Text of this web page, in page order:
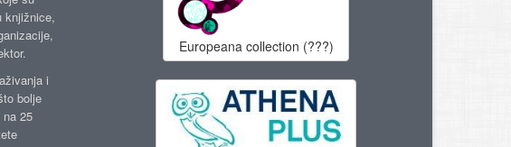
knjižnice,
i
bolje
25
Europeana collection (???)